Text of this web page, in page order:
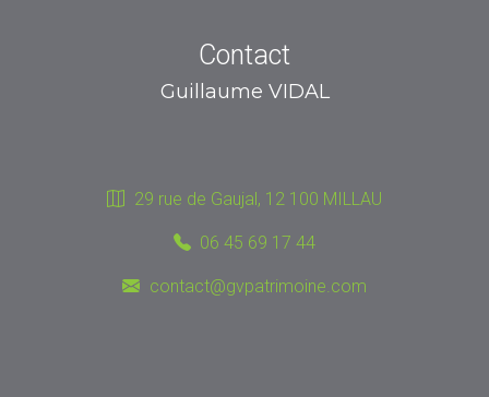
Contact
Guillaume VIDAL
29 rue de Gaujal, 12 100 MILLAU
06 45 69 17 44
contact@gvpatrimoine.com